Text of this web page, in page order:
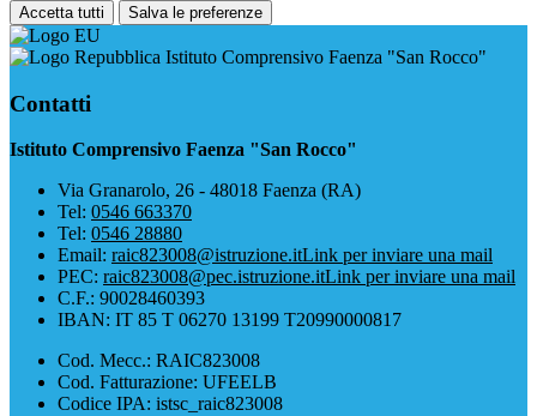
Accetta tutti Salva le preferenze
Istituto Comprensivo Faenza "San Rocco"
Contatti
Istituto Comprensivo Faenza "San Rocco"
Via Granarolo, 26 - 48018 Faenza (RA)
Tel: 0546 663370
Tel: 0546 28880
Email: raic823008@istruzione.itLink per inviare una mail
PEC: raic823008@pec.istruzione.itLink per inviare una mail
C.F.: 90028460393
IBAN: IT 85 T 06270 13199 T20990000817
Cod. Mecc.: RAIC823008
Cod. Fatturazione: UFEELB
Codice IPA: istsc_raic823008